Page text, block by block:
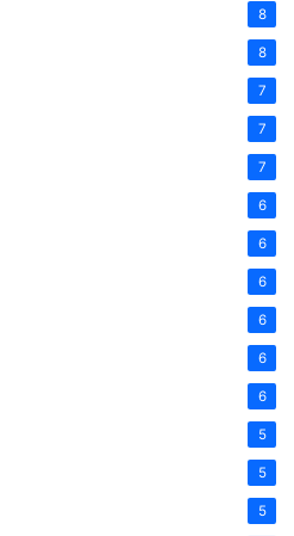
8
8
7
7
7
6
6
6
6
6
6
5
5
5